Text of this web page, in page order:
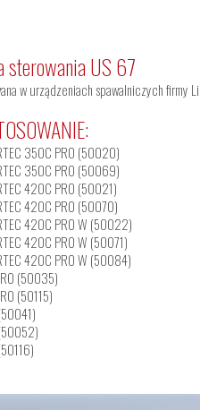
sterowania US 67
w urządzeniach spawalniczych
350C PRO (50020)
350C PRO (50069)
420C PRO (50021)
420C PRO (50070)
420C PRO W (50022)
420C PRO W (50071)
420C PRO W (50084)
(50035)
(50115)